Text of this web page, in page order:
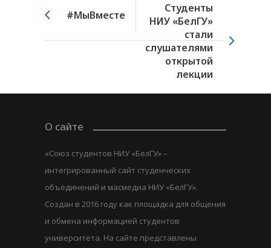
#МыВместе
Студенты
НИУ «БелГУ»
стали
слушателями
открытой
лекции
О сайте
«Союз студентов НИУ «БелГУ» –
интегрированный сайт студенческих
объединений и масмедиа НИУ «БелГУ».
Создан в 2016 году как площадка для общения
и обмена информацией студентов
университета. На сайте представлены